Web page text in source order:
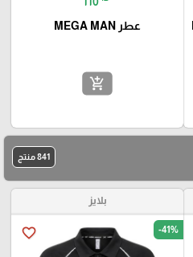
عطر MEGA MAN
add_shopping_cart
841 منتج
بلايز
favorite_border -41%